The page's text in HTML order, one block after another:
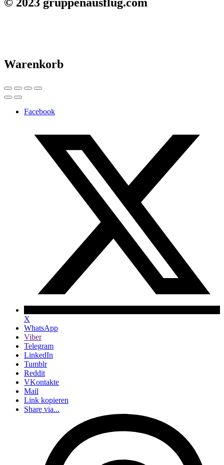
© 2023 gruppenausflug.com
Warenkorb
Facebook
X
WhatsApp
Viber
Telegram
LinkedIn
Tumblr
Reddit
VKontakte
Mail
Link kopieren
Share via...